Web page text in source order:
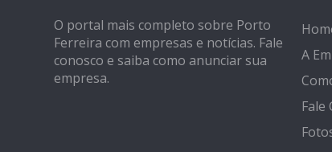
O portal mais completo sobre Porto
Ferreira com empresas e notícias. Fale
conosco e saiba como anunciar sua
empresa.
A
Fale